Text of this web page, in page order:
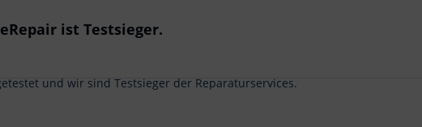
ist Testsieger.
und wir sind Testsieger der Reparaturservices.